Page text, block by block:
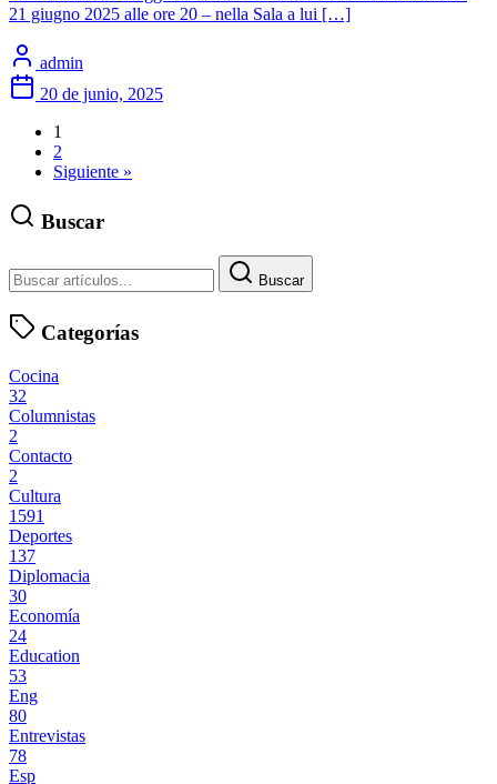
21 giugno 2025 alle ore 20 – nella Sala a lui […]
admin
20 de junio, 2025
1
2
Siguiente »
Buscar
Buscar
Categorías
Cocina
32
Columnistas
2
Contacto
2
Cultura
1591
Deportes
137
Diplomacia
30
Economía
24
Education
53
Eng
80
Entrevistas
78
Esp